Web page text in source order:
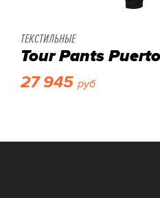
ТЕКСТИЛЬНЫЕ
Tour Pants
27 945 руб